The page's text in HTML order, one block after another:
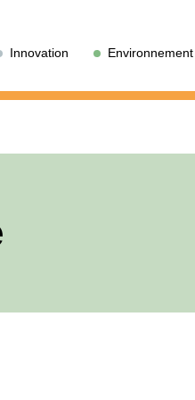
Innovation Environnement